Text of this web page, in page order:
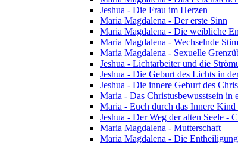
Jeshua - Die Frau im Herzen
Maria Magdalena - Der erste Sinn
Maria Magdalena - Die weibliche
Maria Magdalena - Wechselnde
Maria Magdalena - Sexuelle
Jeshua - Lichtarbeiter und die
Jeshua - Die Geburt des Lichts in
Jeshua - Die innere Geburt des
Maria - Das Christusbewusstsein in
Maria - Euch durch das Innere
Jeshua - Der Weg der alten Seele -
Maria Magdalena - Mutterschaft
Maria Magdalena - Die